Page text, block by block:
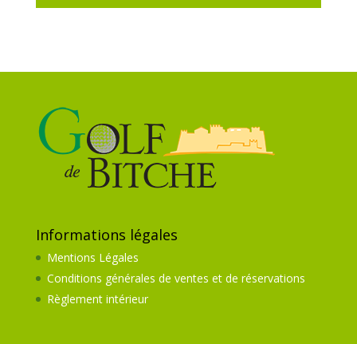
Informations légales
Mentions Légales
Conditions générales de ventes et de réservations
Règlement intérieur